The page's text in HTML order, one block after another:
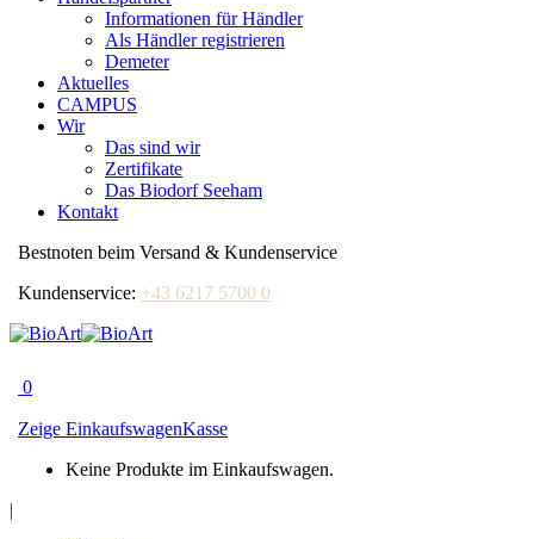
Informationen für Händler
Als Händler registrieren
Demeter
Aktuelles
CAMPUS
Wir
Das sind wir
Zertifikate
Das Biodorf Seeham
Kontakt
Bestnoten beim Versand & Kundenservice
Kundenservice: +43 6217 5700 0
0
Zeige EinkaufswagenKasse
Keine Produkte im Einkaufswagen.
|